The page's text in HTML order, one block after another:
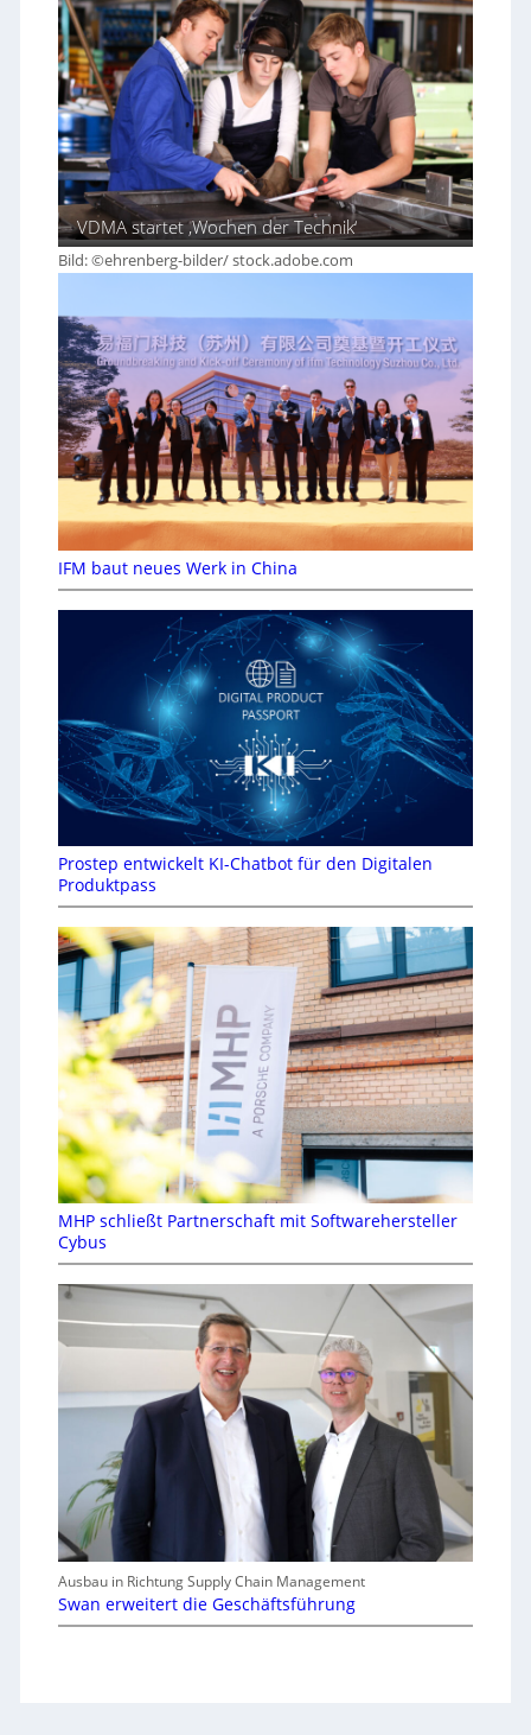
VDMA startet ‚Wochen der Technik‘
Bild: ©ehrenberg-bilder/ stock.adobe.com
IFM baut neues Werk in China
Prostep entwickelt KI-Chatbot für den Digitalen
Produktpass
MHP schließt Partnerschaft mit Softwarehersteller
Cybus
Ausbau in Richtung Supply Chain Management
Swan erweitert die Geschäftsführung